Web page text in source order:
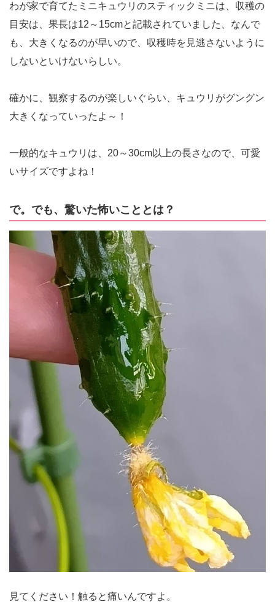
わが家で育てたミニキュウリのスティックミニは、収穫の
目安は、果長は12～15cmと記載されていました、なんで
も、大きくなるのが早いので、収穫時を見逃さないように
しないといけないらしい。
確かに、観察するのが楽しいぐらい、キュウリがグングン
大きくなっていったよ～！
一般的なキュウリは、20～30cm以上の長さなので、可愛
いサイズですよね！
で。でも、驚いた怖いこととは？
見てください！触ると痛いんですよ。